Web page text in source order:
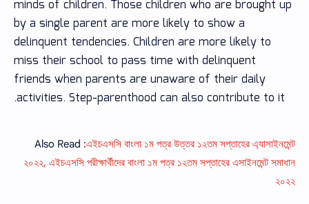
minds of children. Those children who are brought up
by a single parent are more likely to show a
delinquent tendencies. Children are more likely to
miss their school to pass time with delinquent
friends when parents are unaware of their daily
activities. Step-parenthood can also contribute to it.
Also Read :এইচএসসি বাংলা ১ম পত্র উত্তর ১২তম সপ্তাহের এ্যাসাইনমেন্ট
২০২২, এইচএসসি পরীক্ষার্থীদের বাংলা ১ম পত্র ১২তম সপ্তাহের এসাইনমেন্ট সমাধান
২০২২